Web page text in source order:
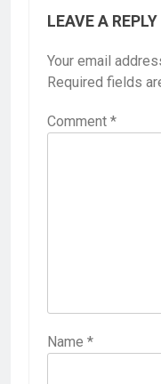
LEAVE A REPLY
Your email
Required fields
Comment *
Name *